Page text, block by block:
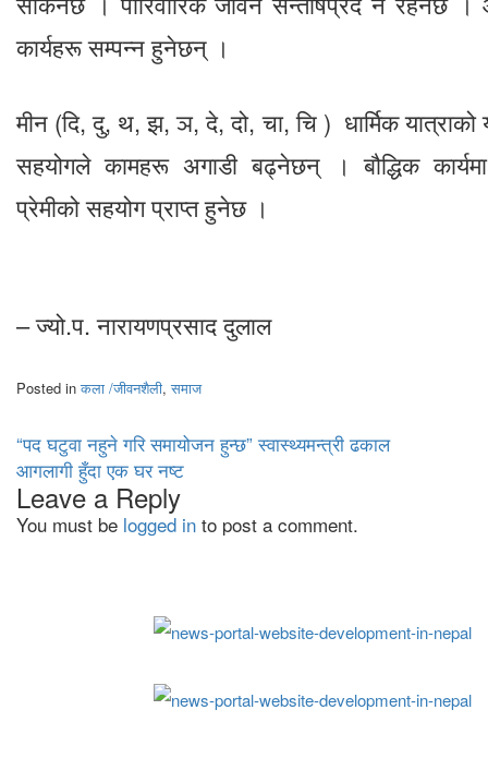
कार्यहरू सम्पन्न हुनेछन् ।
मीन (दि, दु, थ, झ, ञ, दे, दो, चा, चि ) धार्मिक
सहयोगले कामहरू अगाडी बढ्नेछन् । बौद्धिक
प्रेमीको सहयोग प्राप्त हुनेछ ।
– ज्यो.प. नारायणप्रसाद दुलाल
Posted inकला /जीवनशैली,समाज
Post
navigation
“पद घटुवा नहुने गरि समायोजन हुन्छ” स्वास्थ्यमन्त्री ढकाल
आगलागी हुँदा एक घर नष्ट
Leave a Reply
You must be logged in to post a comment.